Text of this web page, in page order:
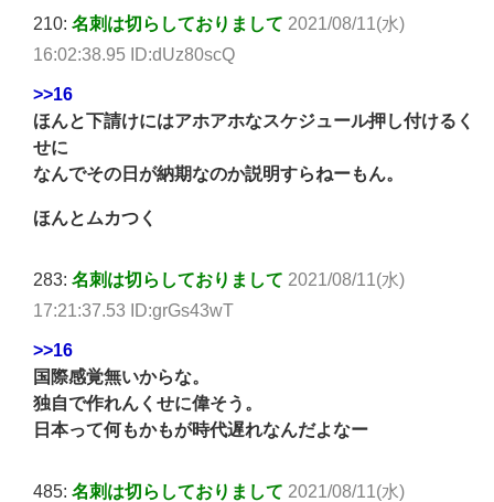
210: 名刺は切らしておりまして 2021/08/11(水)
16:02:38.95 ID:dUz80scQ
>>16
ほんと下請けにはアホアホなスケジュール押し付けるく
せに
なんでその日が納期なのか説明すらねーもん。
ほんとムカつく
283: 名刺は切らしておりまして 2021/08/11(水)
17:21:37.53 ID:grGs43wT
>>16
国際感覚無いからな。
独自で作れんくせに偉そう。
日本って何もかもが時代遅れなんだよなー
485: 名刺は切らしておりまして 2021/08/11(水)